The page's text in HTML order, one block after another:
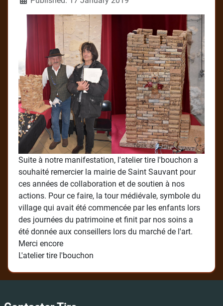
Suite à notre manifestation, l'atelier tire l'bouchon a
souhaité remercier la mairie de Saint Sauvant pour
ces années de collaboration et de soutien à nos
actions. Pour ce faire, la tour médiévale, symbole du
village qui avait été commencée par les enfants lors
des journées du patrimoine et finit par nos soins a
été donnée aux conseillers lors du marché de l'art.
Merci encore
L'atelier tire l'bouchon